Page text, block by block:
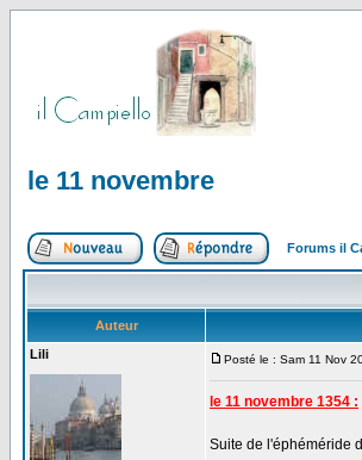
le 11 novembre
Forums il
Auteur
Lili
Posté le : Sam 11 Nov
le 11 novembre 1354 :
Suite de l'éphéméride